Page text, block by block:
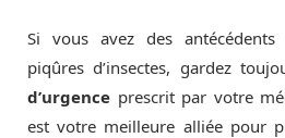
Si vous avez des antécédents
piqûres d’insectes, gardez
d’urgence prescrit par votre
est votre meilleure alliée pour